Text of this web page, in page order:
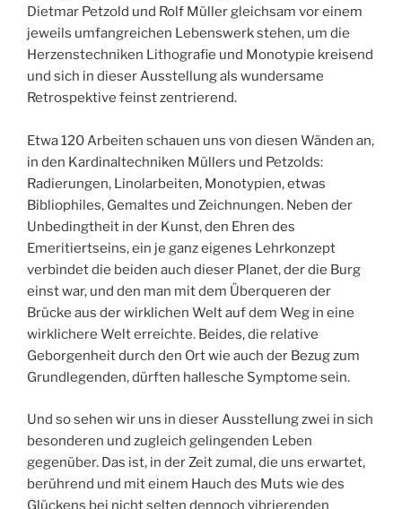
Dietmar Petzold und Rolf Müller gleichsam vor einem
jeweils umfangreichen Lebenswerk stehen, um die
Herzenstechniken Lithografie und Monotypie kreisend
und sich in dieser Ausstellung als wundersame
Retrospektive feinst zentrierend.
Etwa 120 Arbeiten schauen uns von diesen Wänden an,
in den Kardinaltechniken Müllers und Petzolds:
Radierungen, Linolarbeiten, Monotypien, etwas
Bibliophiles, Gemaltes und Zeichnungen. Neben der
Unbedingtheit in der Kunst, den Ehren des
Emeritiertseins, ein je ganz eigenes Lehrkonzept
verbindet die beiden auch dieser Planet, der die Burg
einst war, und den man mit dem Überqueren der
Brücke aus der wirklichen Welt auf dem Weg in eine
wirklichere Welt erreichte. Beides, die relative
Geborgenheit durch den Ort wie auch der Bezug zum
Grundlegenden, dürften hallesche Symptome sein.
Und so sehen wir uns in dieser Ausstellung zwei in sich
besonderen und zugleich gelingenden Leben
gegenüber. Das ist, in der Zeit zumal, die uns erwartet,
berührend und mit einem Hauch des Muts wie des
Glückens bei nicht selten dennoch vibrierenden